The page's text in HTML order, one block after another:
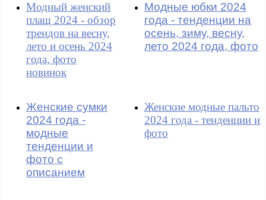
Модный женский
плащ 2024 - обзор
трендов на весну,
лето и осень 2024
года, фото
новинок
Модные юбки 2024
года - тенденции на
осень, зиму, весну,
лето 2024 года, фото
Женские сумки
2024 года -
модные
тенденции и
фото с
описанием
Женские модные пальто
2024 года - тенденции и
фото